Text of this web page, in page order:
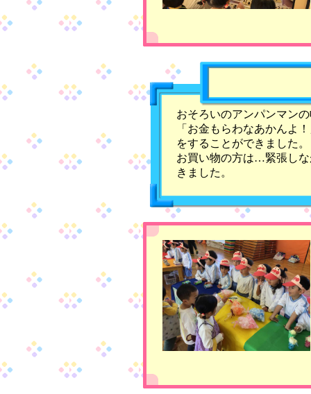
おそろいのアンパンマン
「お金もらわなあかんよ
をすることができました。
お買い物の方は…緊張し
きました。